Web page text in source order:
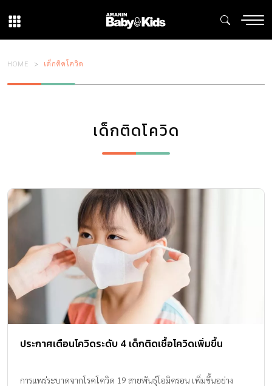
HOME เด็กติดโควิด
เด็กติดโควิด
ประกาศเตือนโควิดระดับ 4 เด็กติดเชื้อโควิดเพิ่มขึ้น
การแพร่ระบาดจากโรคโควิด 19 สายพันธุ์โอมิครอน เพิ่มขึ้นอย่าง